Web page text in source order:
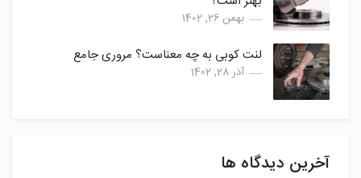
بهمن 26, 1402
لنت کوبی به چه معناست؟ مروری جامع
آذر 28, 1402
آخرین دیدگاه ها